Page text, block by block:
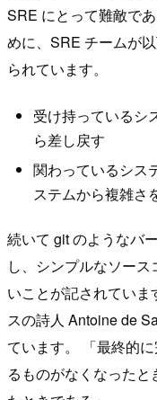
SRE にとって難敵で
めに、SRE チームが
られています。
受け持っているシ
ら差し戻す
関わっているシス
ステムから複雑さ
続いて git のようなバ
し、シンプルなソー
いことが記されてい
スの詩人 Antoine de
ています。 「最終的
るものがなくなった